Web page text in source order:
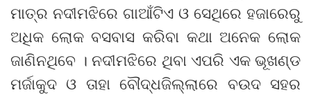
ମାତ୍ର ନଦୀମଝିରେ ଗାଆଁଟିଏ ଓ ସେଥିରେ ହଜାରେରୁ
ଅଧିକ ଲୋକ ବସବାସ କରିବା କଥା ଅନେକ ଲୋକ
ଜାଣିନଥିବେ । ନଦୀମଝିରେ ଥିବା ଏପରି ଏକ ଭୂଖଣ୍ଡ
ମର୍ଜାକୁଦ ଓ ତାହା ବୌଦ୍ଧଜିଲ୍ଲାରେ ବଉଦ ସହର